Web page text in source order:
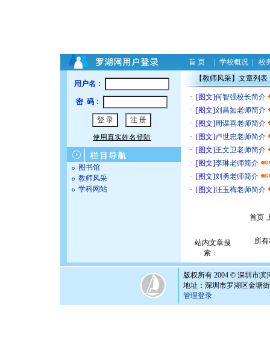
首 页 学校概况 校
用户名：
密 码：
使用真实姓名登陆
图书馆
教师风采
学科网站
【教师风采】文章列表
· [图文]何智强校长简介
· [图文]刘昌如老师简介
· [图文]周谋喜老师简介
· [图文]卢世忠老师简介
· [图文]王文卫老师简介
· [图文]李琳老师简介
· [图文]刘勇老师简介
· [图文]汪玉梅老师简介
首页
站内文章搜
索：
版权所有 2004 © 深圳市滨
地址：深圳市罗湖区金塘街
管理登录